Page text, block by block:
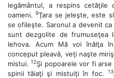
legământul, a respins
oameni.9Ţara se jeleşte, este
se ofileşte. Saronul a devenit
sunt dezgolite de frumuseţea
Iehova. Acum Mă voi înălţa
conceput pleavă, veţi naşte
mistui.12Şi popoarele vor fi
spinii tăiaţi şi mistuiţi în foc.13